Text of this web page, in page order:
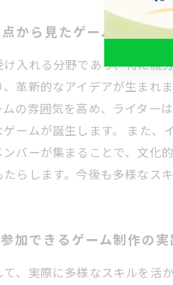
から見たゲーム制作の
入れる分野であり、特に就
革新的なアイデアが生まれ
の雰囲気を高め、ライター
ームが誕生します。 また
バーが集まることで、文化
らします。今後も多様なス
加できるゲーム制作の実
、実際に多様なスキルを活